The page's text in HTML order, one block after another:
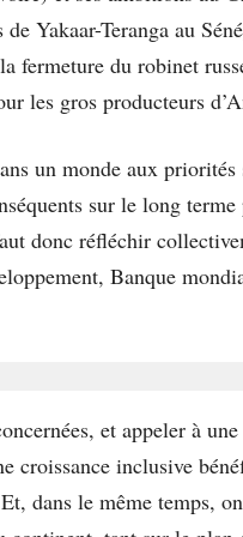
Yakaar-Teranga au
fermeture du robinet
les gros producteurs
un monde aux
sur le long
donc réfléchir
Banque
et appeler à
croissance inclusive
dans le même temps,